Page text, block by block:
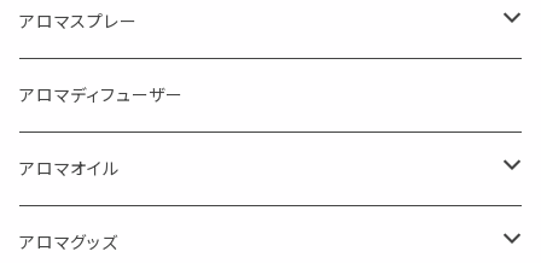
アロマスプレー
目的で選ぶ
蒸し暑い夏やリフレッシュに
消臭に（用途：空間や衣服）
FLOWER LESO. フラワレソット
Kiyome LESO. キヨメ レソット
アロマディフューザー
アロマオイル
エッセンシャルオイル
アロマグッズ